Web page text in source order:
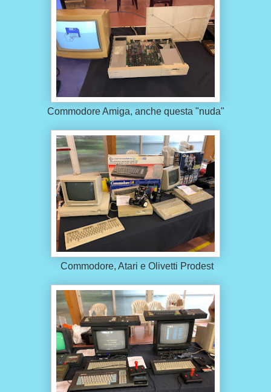
Commodore Amiga, anche questa "nuda"
Commodore, Atari e Olivetti Prodest